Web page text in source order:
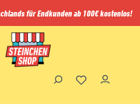
für Endkunden ab 100€ kostenlos!